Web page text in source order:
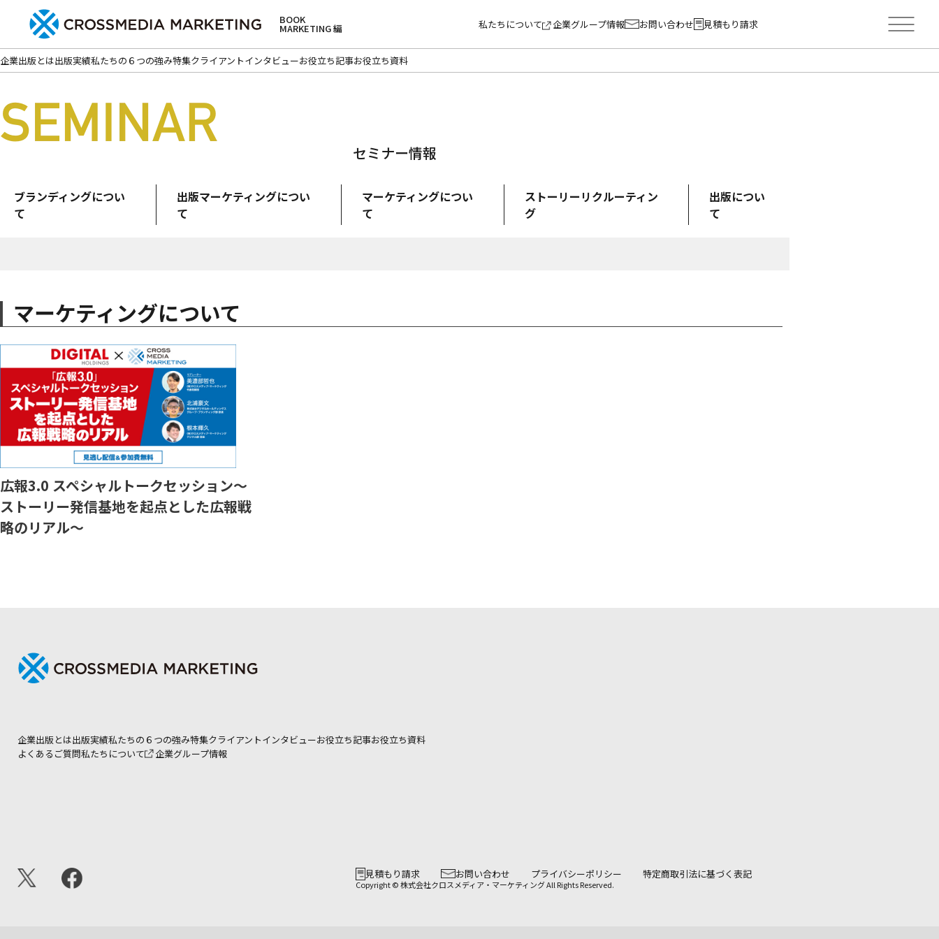
BOOK
MARKETING 編 私たちについて 企業グループ情報 お問い合わせ 見積もり請求
企業出版とは出版実績私たちの６つの強み特集クライアントインタビューお役立ち記事お役立ち資料
セミナー情報
ブランディングについ
て
出版マーケティングについ
て
マーケティングについ
て
ストーリーリクルーティン
グ
出版につい
て
マーケティングについて
広報3.0 スペシャルトークセッション～
ストーリー発信基地を起点とした広報戦
略のリアル～
企業出版とは出版実績私たちの６つの強み特集クライアントインタビューお役立ち記事お役立ち資料
よくあるご質問私たちについて 企業グループ情報
見積もり請求 お問い合わせ プライバシーポリシー 特定商取引法に基づく表記
Copyright © 株式会社クロスメディア・マーケティング All Rights Reserved.